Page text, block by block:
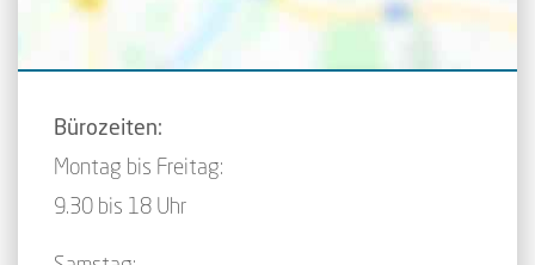
Bürozeiten:
Montag bis Freitag:
9.30 bis 18 Uhr